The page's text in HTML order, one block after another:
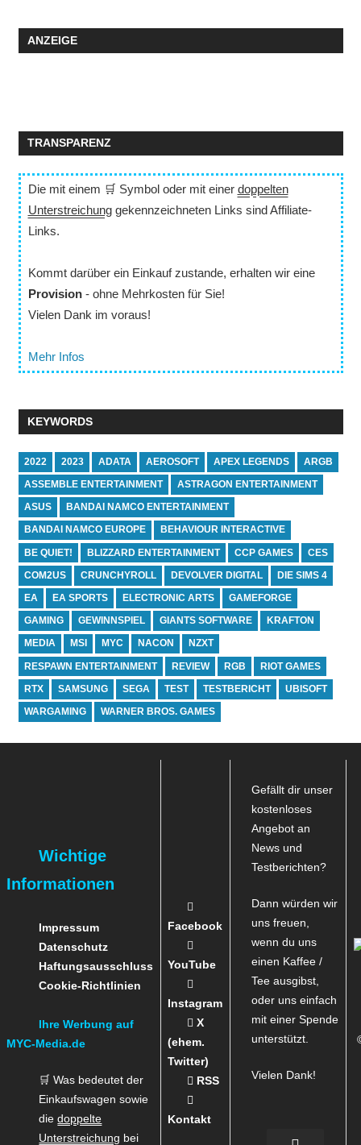
ANZEIGE
TRANSPARENZ
Die mit einem 🛒 Symbol oder mit einer doppelten
Unterstreichunggekennzeichneten Links sind Affiliate-
Links.
Kommt darüber ein Einkauf zustande, erhalten wir eine
Provision- ohne Mehrkosten für Sie!
Vielen Dank im voraus!
Mehr Infos
KEYWORDS
2022 2023 ADATA AEROSOFT APEX LEGENDS ARGB
ASSEMBLE ENTERTAINMENT ASTRAGON ENTERTAINMENT
ASUS BANDAI NAMCO ENTERTAINMENT
BANDAI NAMCO EUROPE BEHAVIOUR INTERACTIVE
BE QUIET! BLIZZARD ENTERTAINMENT CCP GAMES CES
COM2US CRUNCHYROLL DEVOLVER DIGITAL DIE SIMS 4
EA EA SPORTS ELECTRONIC ARTS GAMEFORGE
GAMING GEWINNSPIEL GIANTS SOFTWARE KRAFTON
MEDIA MSI MYC NACON NZXT
RESPAWN ENTERTAINMENT REVIEW RGB RIOT GAMES
RTX SAMSUNG SEGA TEST TESTBERICHT UBISOFT
WARGAMING WARNER BROS. GAMES
Wichtige
Informationen
Impressum
Datenschutz
Haftungsausschluss
Cookie-Richtlinien
Ihre Werbung auf
MYC-Media.de
🛒 Was bedeutet der
Einkaufswagen sowie
diedoppelte
Unterstreichung bei
Facebook
YouTube
Instagram
X
(ehem.
Twitter)
RSS
Kontakt
Gefällt dir unser
kostenloses
Angebot an
News und
Testberichten?
Dann würden wir
uns freuen,
wenn du uns
einen Kaffee /
Tee ausgibst,
oder uns einfach
mit einer Spende
unterstützt.
Vielen Dank!